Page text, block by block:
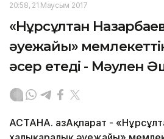
20:58, 21 Маусым 2017
«Нұрсұлтан Назарбаев
әуежайы»
әсер етеді - Мәулен
АСТАНА. ҚазАқпарат -